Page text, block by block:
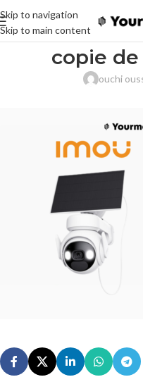
Skip to navigation
Skip to main content
copie de
ouchi